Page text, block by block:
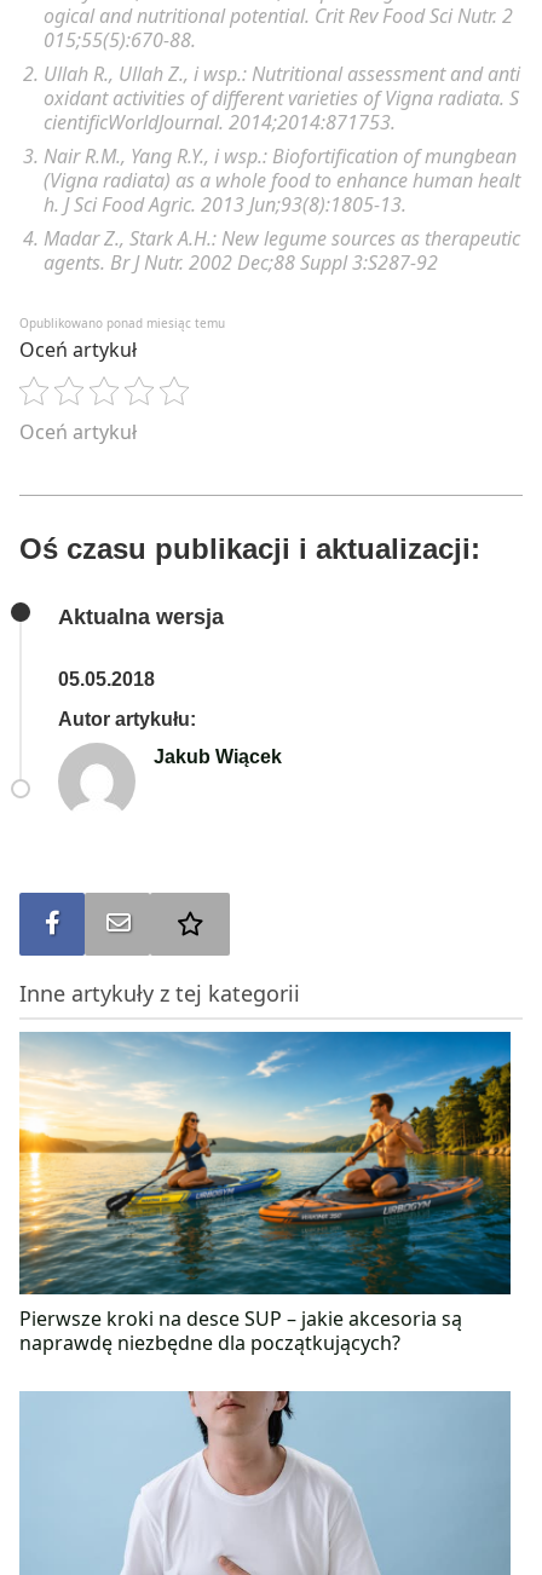
ponownie dokładnie wymieszać, po czym dodać
wodę, znów wymieszać i gotować całość około 40
minut do rozmiękczenia fasoli. Około 5 minut przed
końcem gotowania należy dodać posiekany jarmuż i
zamieszać.
ogical and nutritional potential. Crit Rev Food Sci Nutr. 2
015;55(5):670-88.
Ullah R., Ullah Z., i wsp.: Nutritional assessment and anti
oxidant activities of different varieties of Vigna radiata. S
cientificWorldJournal. 2014;2014:871753.
Nair R.M., Yang R.Y., i wsp.: Biofortification of mungbean
(Vigna radiata) as a whole food to enhance human healt
h. J Sci Food Agric. 2013 Jun;93(8):1805-13.
Madar Z., Stark A.H.: New legume sources as therapeutic
agents. Br J Nutr. 2002 Dec;88 Suppl 3:S287-92
Opublikowano ponad miesiąc temu
Oceń artykuł
Oceń artykuł
Oś czasu publikacji i aktualizacji:
Aktualna wersja
05.05.2018
Autor artykułu:
Jakub Wiącek
Udostępnij na FBWyślij na e-mail
Inne artykuły z tej kategorii
Pierwsze kroki na desce SUP – jakie akcesoria są
naprawdę niezbędne dla początkujących?